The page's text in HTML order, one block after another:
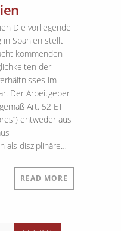
Die vorliegende
in Spanien stellt
kommenden
der
im
Der Arbeitgeber
Art. 52 ET
entweder aus
als disziplinäre…
READ MORE